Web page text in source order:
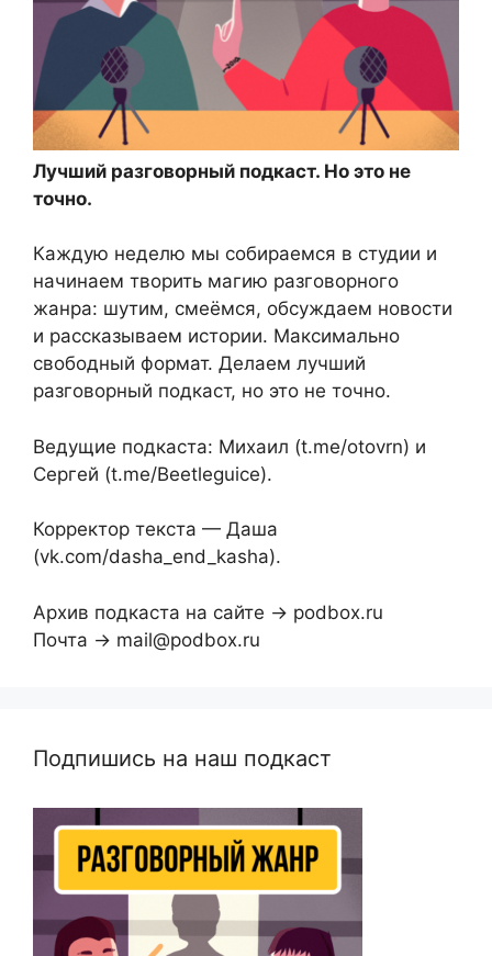
Лучший разговорный подкаст. Но это не
точно.
Каждую неделю мы собираемся в студии и
начинаем творить магию разговорного
жанра: шутим, смеёмся, обсуждаем новости
и рассказываем истории. Максимально
свободный формат. Делаем лучший
разговорный подкаст, но это не точно.
Ведущие подкаста: Михаил (t.me/otovrn) и
Сергей (t.me/Beetleguice).
Корректор текста — Даша
(vk.com/dasha_end_kasha).
Архив подкаста на сайте → podbox.ru
Почта → mail@podbox.ru
Подпишись на наш подкаст